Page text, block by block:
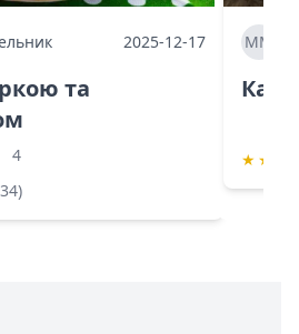
2025-12-17
та
4
ММ
★ ★